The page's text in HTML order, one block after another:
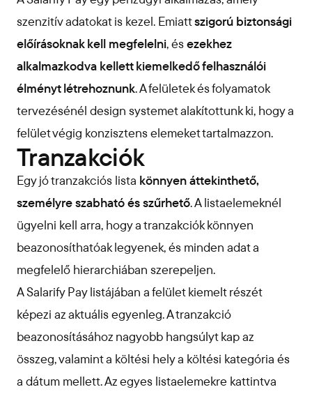
szenzitív adatokat is kezel. Emiattszigorú biztonsági
előírásoknak kell megfelelni, ésezekhez
alkalmazkodva kellett kiemelkedő felhasználói
élményt létrehoznunk. A felületek és folyamatok
tervezésénél design systemet alakítottunk ki, hogy a
felület végig konzisztens elemeket tartalmazzon.
Tranzakciók
Egy jó tranzakciós lista könnyen áttekinthető,
személyre szabható és szűrhető. A listaelemeknél
ügyelni kell arra, hogy a tranzakciók könnyen
beazonosíthatóak legyenek, és minden adat a
megfelelő hierarchiában szerepeljen.
A Salarify Pay listájában a felület kiemelt részét
képezi az aktuális egyenleg. A tranzakció
beazonosításához nagyobb hangsúlyt kap az
összeg, valamint a költési hely a költési kategória és
a dátum mellett. Az egyes listaelemekre kattintva